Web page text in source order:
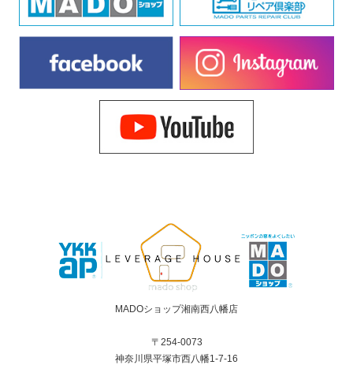
MADOショップ湘南西八幡店
〒254-0073
神奈川県平塚市西八幡1-7-16